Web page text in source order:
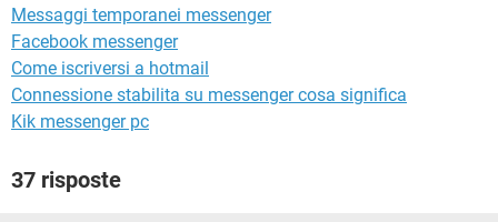
Messaggi temporanei messenger
Facebook messenger
Come iscriversi a hotmail
Connessione stabilita su messenger cosa significa
Kik messenger pc
37 risposte